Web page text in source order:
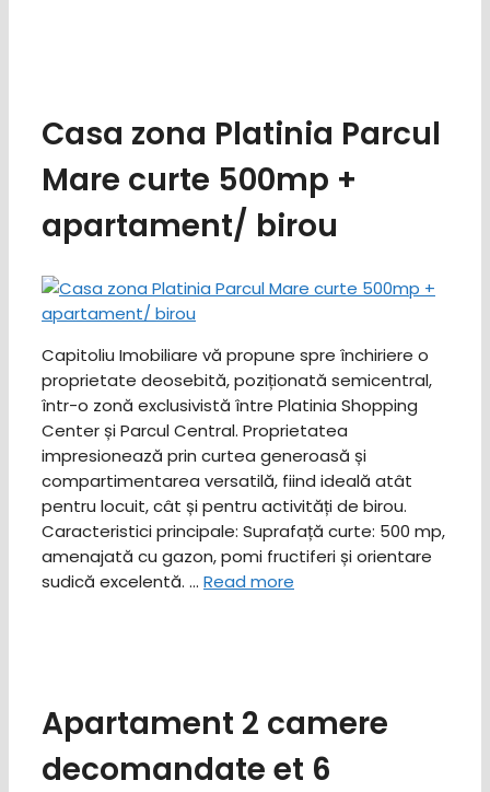
Casa zona Platinia Parcul
Mare curte 500mp +
apartament/ birou
Capitoliu Imobiliare vă propune spre închiriere o
proprietate deosebită, poziționată semicentral,
într-o zonă exclusivistă între Platinia Shopping
Center și Parcul Central. Proprietatea
impresionează prin curtea generoasă și
compartimentarea versatilă, fiind ideală atât
pentru locuit, cât și pentru activități de birou. ​
Caracteristici principale: ​Suprafață curte: 500 mp,
amenajată cu gazon, pomi fructiferi și orientare
sudică excelentă. … Read more
Apartament 2 camere
decomandate et 6